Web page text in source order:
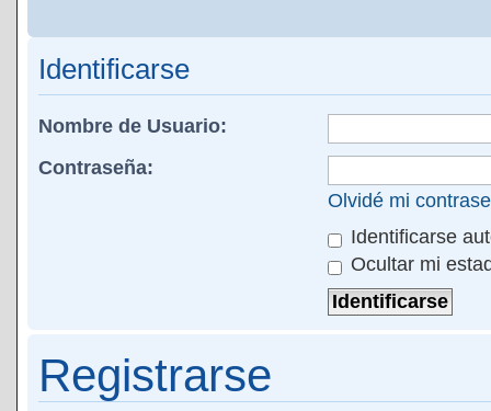
Identificarse
Nombre de Usuario:
Contraseña:
Olvidé mi
Identificarse
Ocultar mi
Registrarse